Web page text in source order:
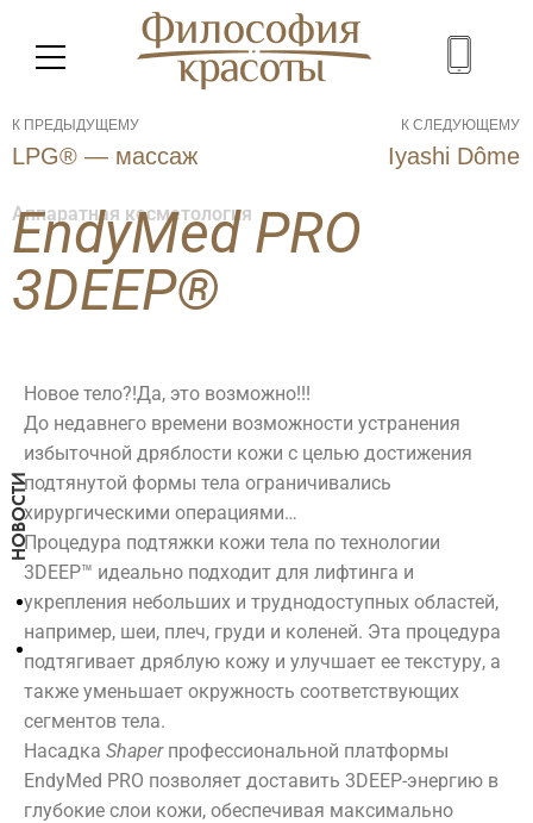
НОВОСТИ
К ПРЕДЫДУЩЕМУ
LPG® — массаж
К СЛЕДУЮЩЕМУ
Iyashi Dôme
Аппаратная косметология
EndyMed PRO
3DEEP®
Новое тело?!Да, это возможно!!!
До недавнего времени возможности устранения
избыточной дряблости кожи с целью достижения
подтянутой формы тела ограничивались
хирургическими операциями…
Процедура подтяжки кожи тела по технологии
3DEEP™ идеально подходит для лифтинга и
укрепления небольших и труднодоступных областей,
например, шеи, плеч, груди и коленей. Эта процедура
подтягивает дряблую кожу и улучшает ее текстуру, а
также уменьшает окружность соответствующих
сегментов тела.
Насадка Shaperпрофессиональной платформы
EndyMed PRO позволяет доставить 3DEEP-энергию в
глубокие слои кожи, обеспечивая максимально
Косметология
SPA
Салон
Красоты